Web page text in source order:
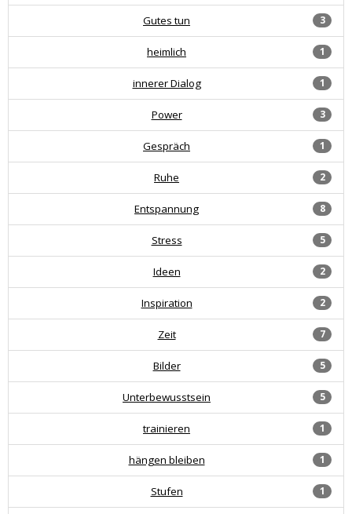
3
Gutes tun
1
heimlich
1
innerer Dialog
3
Power
1
Gespräch
2
Ruhe
8
Entspannung
5
Stress
2
Ideen
2
Inspiration
7
Zeit
5
Bilder
5
Unterbewusstsein
1
trainieren
1
hängen bleiben
1
Stufen